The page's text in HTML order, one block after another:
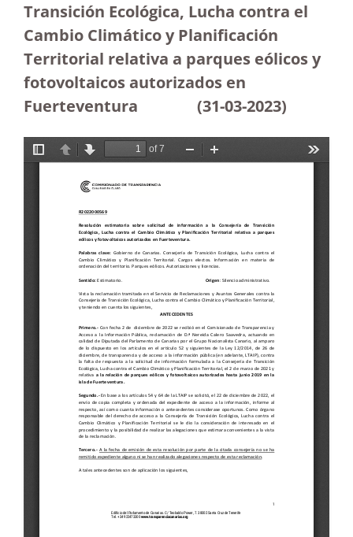
Transición Ecológica, Lucha contra el
Cambio Climático y Planificación
Territorial relativa a parques eólicos y
fotovoltaicos autorizados en
Fuerteventura (31-03-2023)